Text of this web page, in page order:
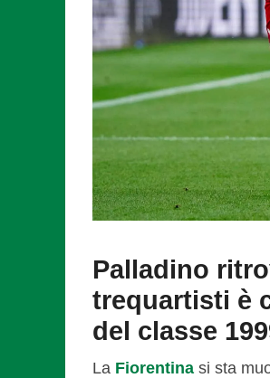
Palladino
trequartisti è
del classe
La Fiorentina si sta